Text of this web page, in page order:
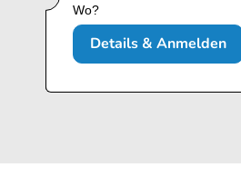
Wo?
Details & Anmelden